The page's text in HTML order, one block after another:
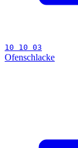
10 10 03
Ofenschlacke